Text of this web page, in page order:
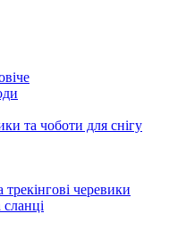
та чоботи для снігу
трекінгові черевики